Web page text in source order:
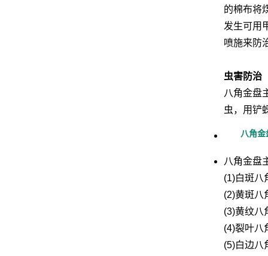
的棉布将
发生可用
喷施来防
虫害防治
八角金盘
虫，用铲
八角
八角金盘
(1)白斑八
(2)黄斑八
(3)黄纹八
(4)裂叶八
(5)白边八